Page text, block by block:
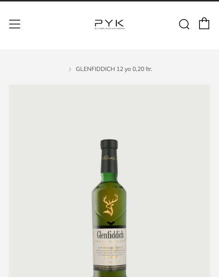
GLENFIDDICH 12 yo 0,20 ltr.